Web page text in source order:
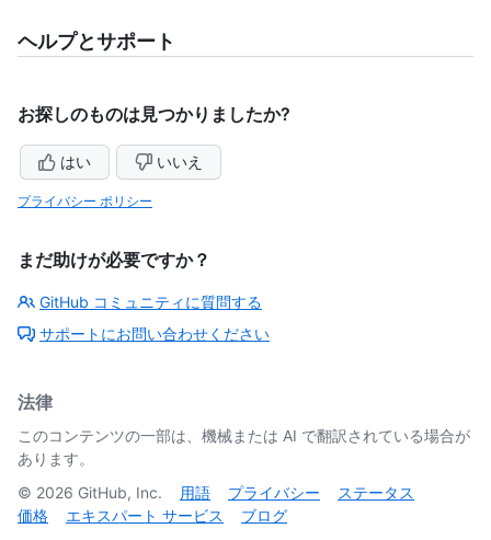
ヘルプとサポート
お探しのものは見つかりましたか?
はい いいえ
プライバシー ポリシー
まだ助けが必要ですか？
GitHub コミュニティに質問する
サポートにお問い合わせください
法律
このコンテンツの一部は、機械または AI で翻訳されている場合が
あります。
© 2026 GitHub, Inc. 用語 プライバシー
ステータス
価格
エキスパート サービス ブログ